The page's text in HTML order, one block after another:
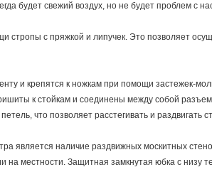
будет свежий воздух, но не будет проблем с
стропы с пряжкой и липучек. Это позволяет
и крепятся к ножкам при помощи застежек-
к стойкам и соединены между собой
что позволяет расстегивать и раздвигать
является наличие раздвижных москитных
на местности. Защитная замкнутая юбка с низу